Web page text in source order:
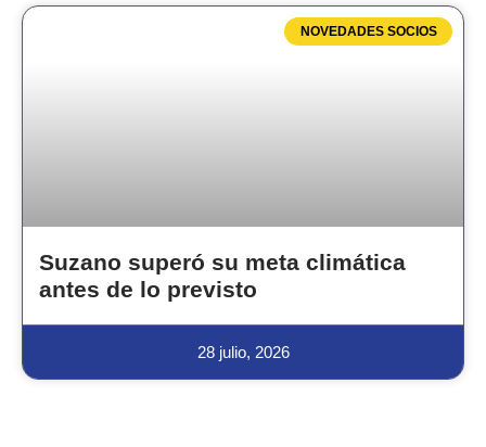
NOVEDADES SOCIOS
Suzano superó su meta climática
antes de lo previsto
28 julio, 2026